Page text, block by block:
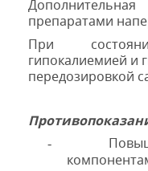
препаратами
При
гипокалиемией и
передозировкой
-